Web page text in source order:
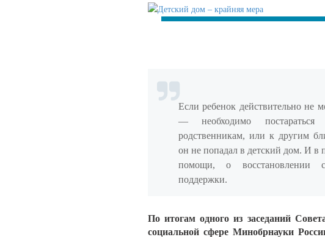
Если ребенок действительно не
— необходимо
родственникам, или к другим
он не попадал в детский дом. И в
помощи, о восстановлении
поддержки.
По итогам одного из заседаний
социальной сфере Минобрнауки